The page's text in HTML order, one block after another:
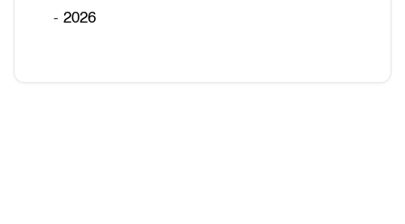
- 2026